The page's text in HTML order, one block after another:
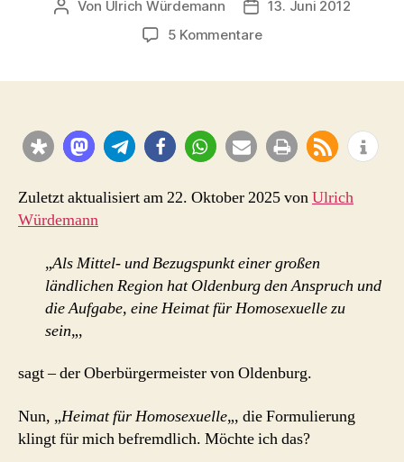
Beitragsautor
Von Ulrich Würdemann Beitragsdatum
13. Juni 2012
5 Kommentarezu
für
Homosexuelle‘
Zuletzt aktualisiert am 22. Oktober 2025 vonUlrich
Würdemann
„Als Mittel- und Bezugspunkt einer großen
ländlichen Region hat Oldenburg den Anspruch und
die Aufgabe, eine Heimat für Homosexuelle zu
sein„,
sagt – der Oberbürgermeister von Oldenburg.
Nun, „Heimat für Homosexuelle„, die Formulierung
klingt für mich befremdlich. Möchte ich das?